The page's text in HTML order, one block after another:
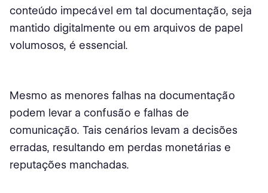
conteúdo impecável em tal documentação, seja
mantido digitalmente ou em arquivos de papel
volumosos, é essencial.
Mesmo as menores falhas na documentação
podem levar a confusão e falhas de
comunicação. Tais cenários levam a decisões
erradas, resultando em perdas monetárias e
reputações manchadas.